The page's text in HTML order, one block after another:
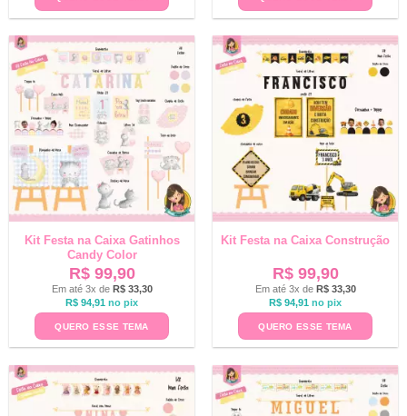
Kit Festa na Caixa Gatinhos
Candy Color
R$99,90
Em até 3x de R$33,30
R$ 94,91 no pix
QUERO ESSE TEMA
Kit Festa na Caixa Construção
R$99,90
Em até 3x de R$33,30
R$ 94,91 no pix
QUERO ESSE TEMA